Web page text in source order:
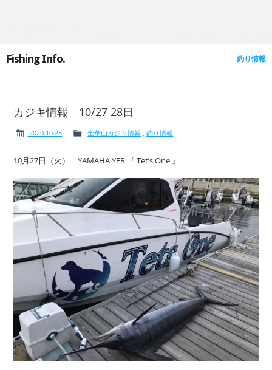
サービス案内 イベント情報
新艇・展示艇情報 中古艇情報
求人情報 会社概要
Fishing Info. 釣り情報
カジキ情報 10/27 28日
2020.10.28 金華山カジキ情報 ,釣り情報
10月27日（火） YAMAHA YFR 『 Tet’s One 』